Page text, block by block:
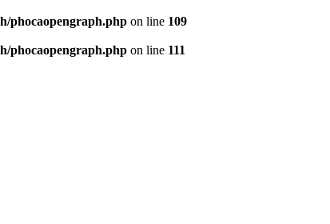
phocaopengraph.php on line 109
phocaopengraph.php on line 111